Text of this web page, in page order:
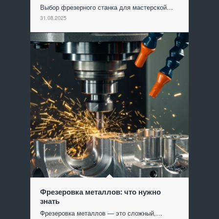
Выбор фрезерного станка для мастерской…
31.08.2025
Фрезеровка металлов: что нужно
знать
Фрезеровка металлов — это сложный,…